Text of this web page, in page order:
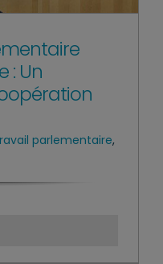
: Un
parlementaire,